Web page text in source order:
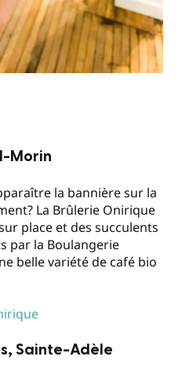
Morin
la bannière sur la
La Brûlerie Onirique
place et des succulents
par la Boulangerie
belle variété de café bio
Sainte-Adèle